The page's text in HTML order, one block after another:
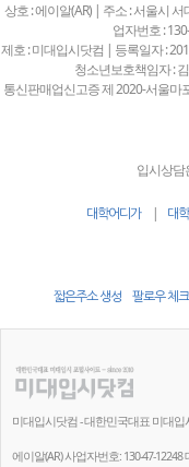
상호 : 에이알(AR) | 주소 : 서울시
업자번호 :
제호 : 미대입시닷컴 | 등록일자 :
청소년보호책임자 :
통신판매업신고증 제 2020-서울마
입시상담
대학어디가| 대
짧은주소 생성 팔로우 체크
미대입시닷컴 - 대한민국대표 미대
에이알(AR) 사업자번호: 130-47-12248